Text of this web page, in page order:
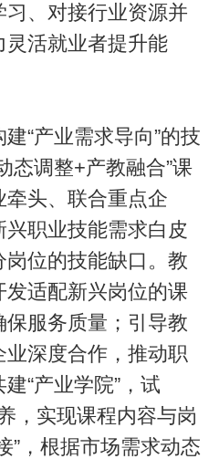
、对接行业资源并
活就业者提升能
“产业需求导向”的技
态调整+产教融合”课
头、联合重点企
职业技能需求白皮
位的技能缺口。教
适配新兴岗位的课
服务质量；引导教
深度合作，推动职
“产业学院”，试
，实现课程内容与岗
”，根据市场需求动态